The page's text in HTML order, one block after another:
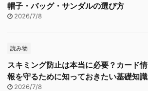
帽子・バッグ・サンダルの選び方
2026/7/8
読み物
スキミング防止は本当に必要？カード情
報を守るために知っておきたい基礎知識
2026/7/8